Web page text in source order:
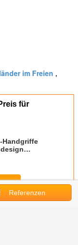
im Freien ,
für
Handgriffe
Referenzen